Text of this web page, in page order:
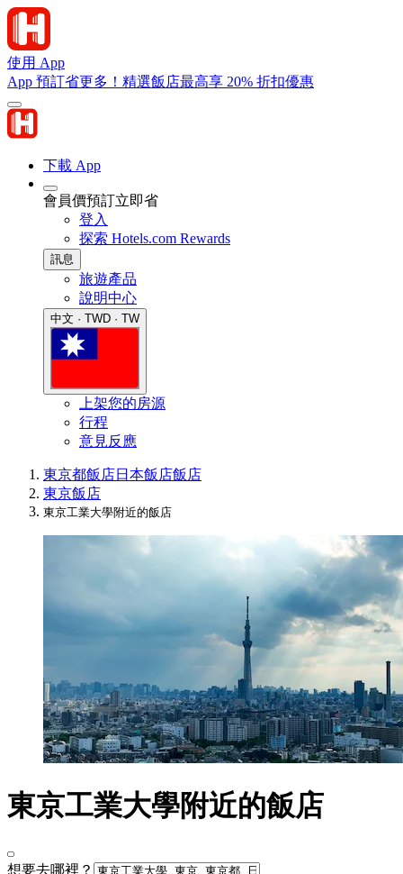
使用 App
App 預訂省更多！精選飯店最高享 20% 折扣優惠
下載 App
會員價預訂立即省
登入
探索 Hotels.com Rewards
訊息
旅遊產品
說明中心
中文 · TWD · TW
上架您的房源
行程
意見反應
東京都飯店日本飯店飯店
東京飯店
東京工業大學附近的飯店
東京工業大學附近的飯店
想要去哪裡？